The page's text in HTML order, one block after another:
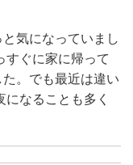
気になっていまし
すぐに家に帰って
。でも最近は違い
なることも多く